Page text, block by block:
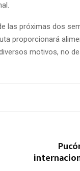
las próximas dos
proporcionará
motivos, no